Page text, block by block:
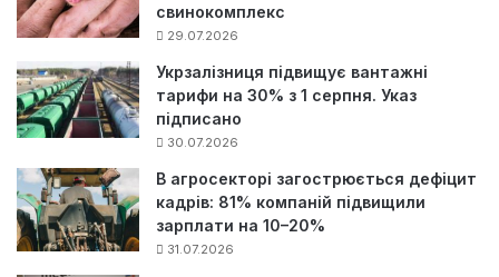
свинокомплекс
29.07.2026
Укрзалізниця підвищує вантажні
тарифи на 30% з 1 серпня. Указ
підписано
30.07.2026
В агросекторі загострюється дефіцит
кадрів: 81% компаній підвищили
зарплати на 10–20%
31.07.2026